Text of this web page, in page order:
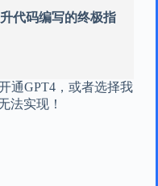
代码编写的终极指
通GPT4，或者选择我
法实现！